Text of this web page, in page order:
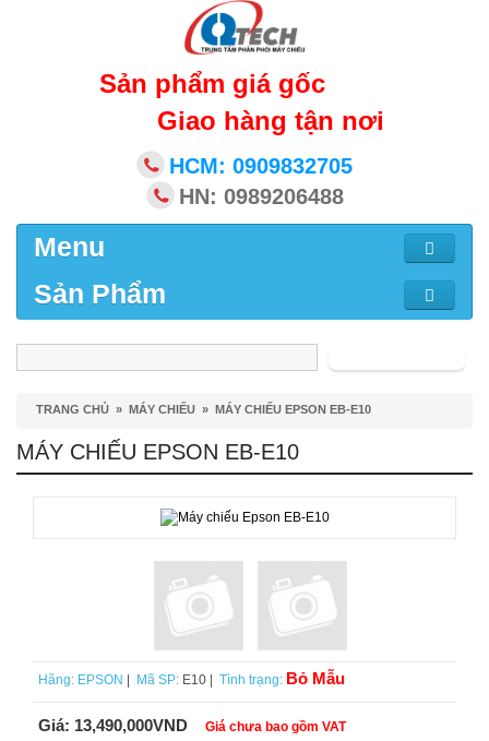
Sản phẩm giá gốc
Giao hàng tận nơi
HCM: 0909832705
HN: 0989206488
Menu
Sản Phẩm
TRANG CHỦ » MÁY CHIẾU » MÁY CHIẾU EPSON EB-E10
MÁY CHIẾU EPSON EB-E10
Hãng: EPSON Mã SP: E10 | Tình trạng: Bỏ Mẫu
Giá: 13,490,000VND Giá chưa bao gồm VAT